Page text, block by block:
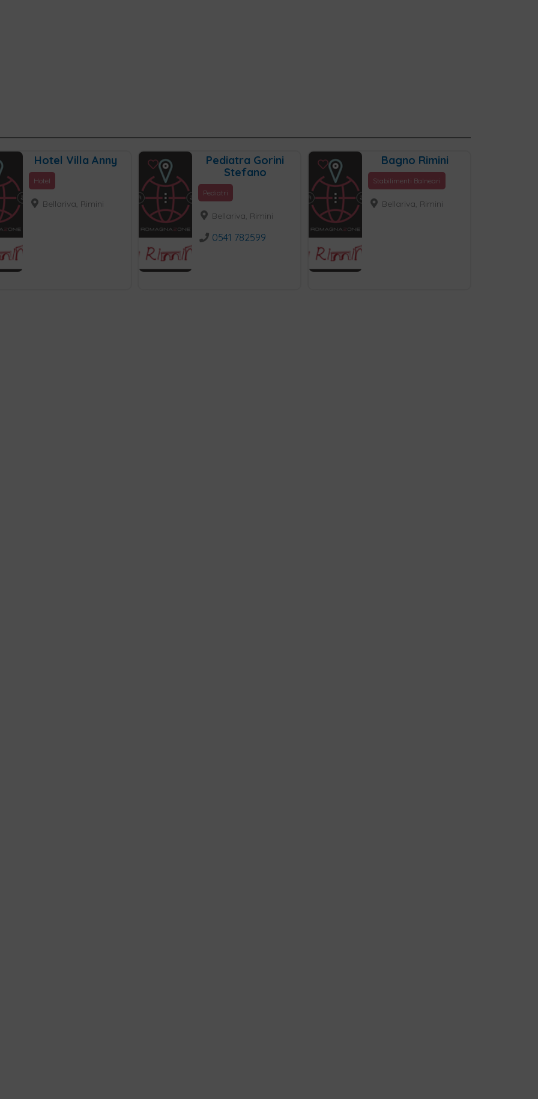
Hotel Villa Anny
Hotel
Bellariva, Rimini
Pediatra Gorini
Stefano
Pediatri
Bellariva, Rimini
0541 782599
Bagno Rimini
Stabilimenti Balneari
Bellariva, Rimini